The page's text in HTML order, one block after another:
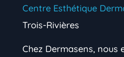
Centre Esthétique
Trois-Rivières
Chez Dermasens, nous